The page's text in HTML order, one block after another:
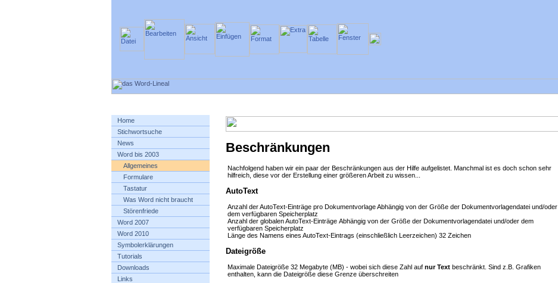
Beschränkungen
Nachfolgend haben wir ein paar der Beschränkungen aus der Hilfe aufgelistet. Manchmal ist es doch schon sehr
hilfreich, diese vorder Erstellung einer größeren Arbeit zu wissen...
AutoText
Anzahl der AutoText-Einträge pro Dokumentvorlage Abhängig von der Größe der Dokumentvorlagendatei und/oder
dem verfügbaren Speicherplatz
Anzahl der globalen AutoText-Einträge Abhängig von der Größe der Dokumentvorlagendatei und/oder dem
verfügbaren Speicherplatz
Länge des Namens eines AutoText-Eintrags (einschließlich Leerzeichen) 32 Zeichen
Dateigröße
Maximale Dateigröße32 Megabyte (MB) - wobei sich diese Zahl auf nur Textbeschränkt. Sind z.B. Grafiken
enthalten, kann die Dateigröße diese Grenze überschreiten
Home
Stichwortsuche
News
Word bis 2003
Allgemeines
Formulare
Tastatur
Was Word nicht braucht
Störenfriede
Word 2007
Word 2010
Symbolerklärungen
Tutorials
Downloads
Links